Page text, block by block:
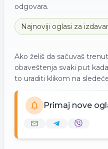
odgovara.
Najnoviji oglasi za
Ako želiš da sačuvaš
obaveštenja svaki put
to uraditi klikom na
Primaj nove